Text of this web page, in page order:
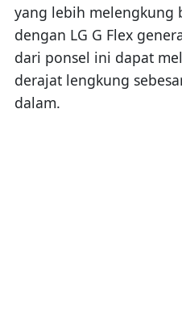
yang lebih melengkung
dengan LG G Flex
dari ponsel ini dapat
derajat lengkung
dalam.